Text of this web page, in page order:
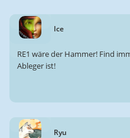
Ice
RE1 wäre der Hammer! Find
Ableger ist!
Ryu